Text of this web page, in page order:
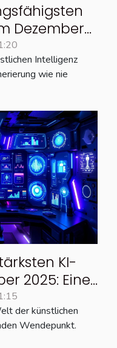
Dezember
Intelligenz
wie nie
KI-
2025: Eine
der künstlichen
Wendepunkt.